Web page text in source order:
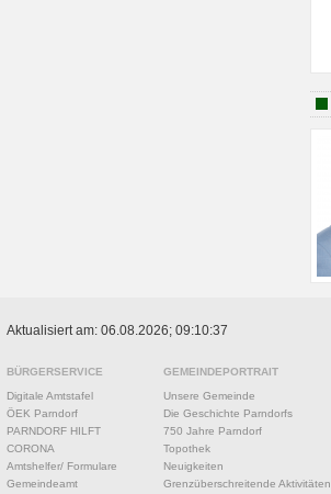
Aktualisiert am: 06.08.2026; 09:10:37
BÜRGERSERVICE
Digitale Amtstafel
ÖEK Parndorf
PARNDORF HILFT
CORONA
Amtshelfer/ Formulare
Gemeindeamt
GEMEINDEPORTRAIT
Unsere Gemeinde
Die Geschichte Parndorfs
750 Jahre Parndorf
Topothek
Neuigkeiten
Grenzüberschreitende Aktivitäten